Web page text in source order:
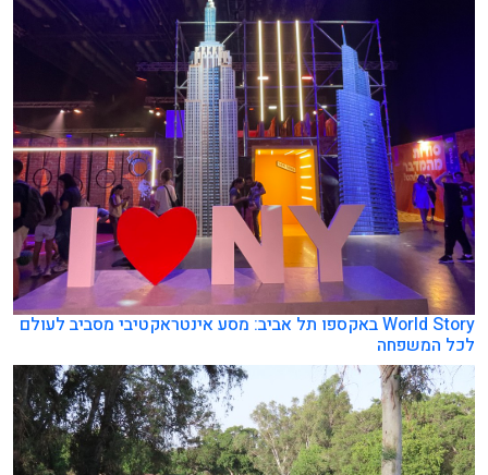
World Story באקספו תל אביב: מסע אינטראקטיבי מסביב לעולם
לכל המשפחה